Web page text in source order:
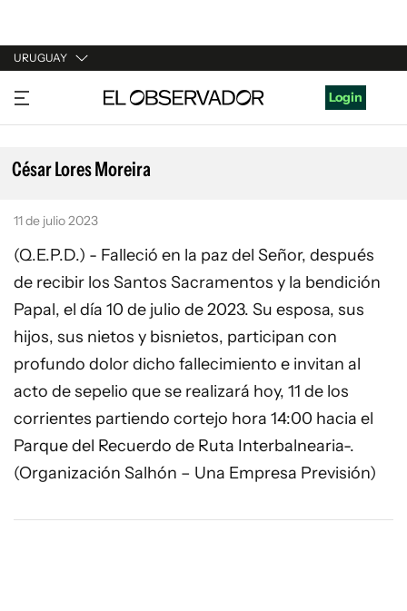
URUGUAY
URUGUAY
ARGENTINA
ESPAÑA
Login
César Lores Moreira
11 de julio 2023
(Q.E.P.D.) - Falleció en la paz del Señor, después
de recibir los Santos Sacramentos y la bendición
Papal, el día 10 de julio de 2023. Su esposa, sus
hijos, sus nietos y bisnietos, participan con
profundo dolor dicho fallecimiento e invitan al
acto de sepelio que se realizará hoy, 11 de los
corrientes partiendo cortejo hora 14:00 hacia el
Parque del Recuerdo de Ruta Interbalnearia-.
(Organización Salhón – Una Empresa Previsión)